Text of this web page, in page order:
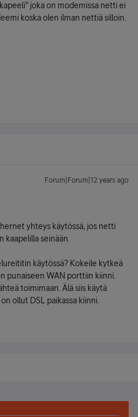
joka on modemissa netti ei
koska olen ilman nettiä silloin.
Forum|Forum|12 years ago
yhteys käytössä, jos netti
seinään.
käytössä? Kokeile kytkeä
punaiseen WAN porttiin kiinni.
toimimaan. Älä siis käytä
ollut DSL paikassa kiinni.